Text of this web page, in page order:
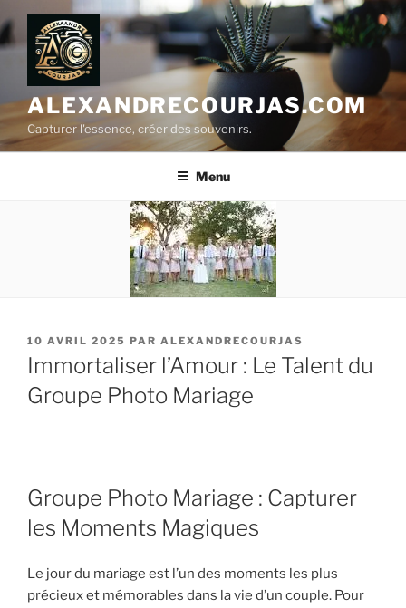
Aller
au
contenu
principal
ALEXANDRECOURJAS.COM
Capturer l'essence, créer des souvenirs.
Menu
PUBLIÉ
LE
10 AVRIL 2025 PAR ALEXANDRECOURJAS
Immortaliser l’Amour : Le Talent du
Groupe Photo Mariage
Groupe Photo Mariage : Capturer
les Moments Magiques
Le jour du mariage est l’un des moments les plus
précieux et mémorables dans la vie d’un couple. Pour